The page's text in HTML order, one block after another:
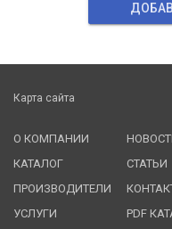
Карта сайта
О КОМПАНИИ
КАТАЛОГ
ПРОИЗВОДИТЕЛИ
УСЛУГИ
СТАТЬИ
PDF